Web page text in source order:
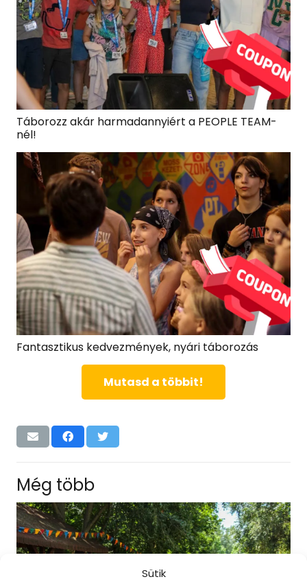
Sütik
Táborozz akár harmadannyiért a PEOPLE TEAM-
nél!
Fantasztikus kedvezmények, nyári táborozás
Mutasd a többit!
Még több